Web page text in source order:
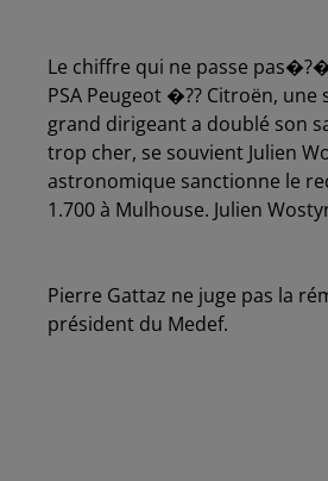
Le chiffre qui ne passe
PSA Peugeot �?? Citroën,
grand dirigeant a doublé son
trop cher, se souvient Julien
astronomique sanctionne le
1.700 à Mulhouse. Julien
Pierre Gattaz ne juge pas la
président du Medef.